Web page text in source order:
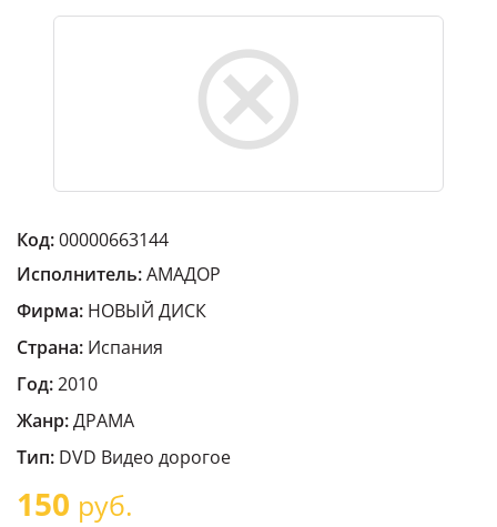
Код:00000663144
Исполнитель:АМАДОР
Фирма: НОВЫЙ ДИСК
Страна: Испания
Год:2010
Жанр:ДРАМА
Тип: DVD Видео дорогое
150 руб.